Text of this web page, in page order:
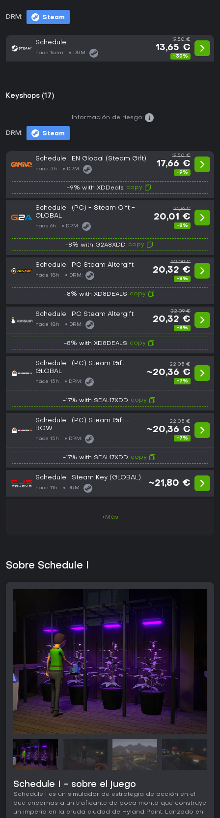
DRM: Steam
Schedule I
hace 1sem DRM:
19,50 €
13,65 €
-30%
Keyshops (17)
DRM: Steam
Información de riesgo:
Schedule I EN Global (Steam Gift)
hace 3h DRM:
19,50 €
17,66 €
-9%
-9% with XDDeals copy
Schedule I (PC) - Steam Gift -
GLOBAL
hace 6h DRM:
21,76 €
20,01 €
-8%
-8% with G2A8XDD copy
Schedule I PC Steam Altergift
hace 18h DRM:
22,09 €
20,32 €
-8%
-8% with XD8DEALS copy
Schedule I PC Steam Altergift
hace 18h DRM:
22,09 €
20,32 €
-8%
-8% with XD8DEALS copy
Schedule I (PC) Steam Gift -
GLOBAL
hace 15h DRM:
22,05 €
~20,36 €
-7%
-17% with SEAL17XDD copy
Schedule I (PC) Steam Gift -
ROW
hace 15h DRM:
22,05 €
~20,36 €
-7%
-17% with SEAL17XDD copy
Schedule I Steam Key (GLOBAL)
hace 11h DRM:
~21,80 €
+Más
Sobre Schedule I
Schedule I - sobre el juego
Schedule I es un simulador de estrategia de acción en el
que encarnas a un traficante de poca monta que construye
un imperio en la cruda ciudad de Hyland Point. Lanzado en